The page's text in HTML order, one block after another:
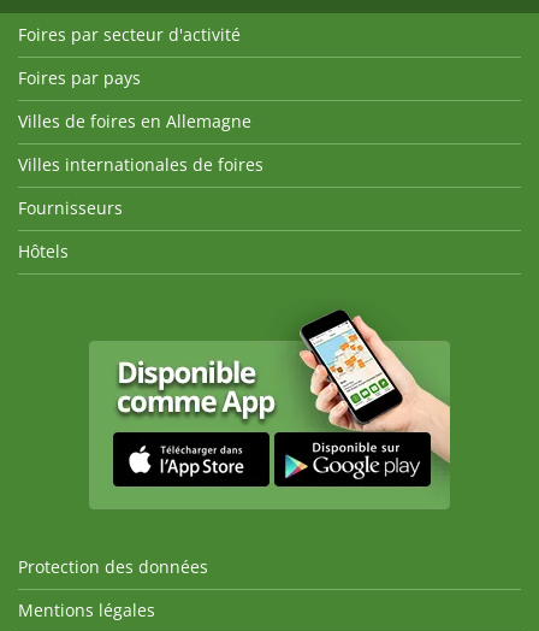
Foires par secteur d'activité
Foires par pays
Villes de foires en Allemagne
Villes internationales de foires
Fournisseurs
Hôtels
Protection des données
Mentions légales